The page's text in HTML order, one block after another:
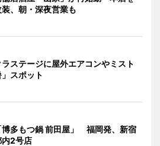
、朝・深夜営業も
ステージに屋外エアコンやミスト
スポット
博多もつ鍋 前田屋」 福岡発、新宿
内2号店